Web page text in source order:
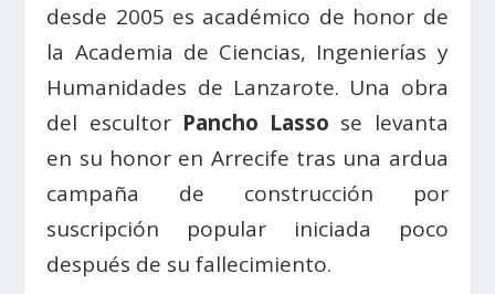
desde 2005 es académico de honor de
la Academia de Ciencias, Ingenierías y
Humanidades de Lanzarote. Una obra
del escultor Pancho Lasso se levanta
en su honor en Arrecife tras una ardua
campaña de construcción por
suscripción popular iniciada poco
después de su fallecimiento.